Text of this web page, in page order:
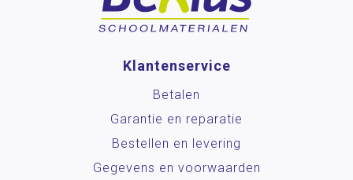
Klantenservice
Betalen
Garantie en reparatie
Bestellen en levering
Gegevens en voorwaarden